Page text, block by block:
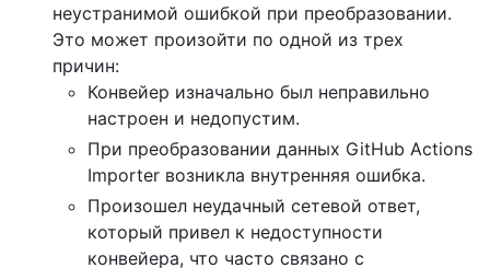
неустранимой ошибкой при преобразовании.
Это может произойти по одной из трех
причин:
Конвейер изначально был неправильно
настроен и недопустим.
При преобразовании данных GitHub Actions
Importer возникла внутренняя ошибка.
Произошел неудачный сетевой ответ,
который привел к недоступности
конвейера, что часто связано с